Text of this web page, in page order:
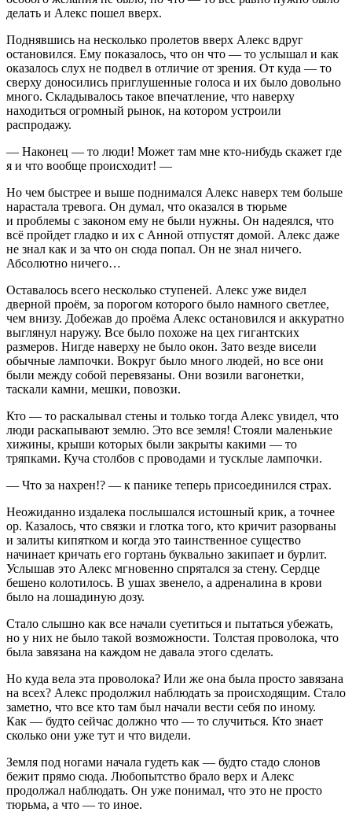
делать и Алекс пошел вверх.
Поднявшись на несколько пролетов вверх Алекс вдруг
остановился. Ему показалось, что он что — то услышал и как
оказалось слух не подвел в отличие от зрения. От куда — то
сверху доносились приглушенные голоса и их было довольно
много. Складывалось такое впечатление, что наверху
находиться огромный рынок, на котором устроили
распродажу.
— Наконец — то люди! Может там мне кто-нибудь скажет где
я и что вообще происходит! —
Но чем быстрее и выше поднимался Алекс наверх тем больше
нарастала тревога. Он думал, что оказался в тюрьме
и проблемы с законом ему не были нужны. Он надеялся, что
всё пройдет гладко и их с Анной отпустят домой. Алекс даже
не знал как и за что он сюда попал. Он не знал ничего.
Абсолютно ничего…
Оставалось всего несколько ступеней. Алекс уже видел
дверной проём, за порогом которого было намного светлее,
чем внизу. Добежав до проёма Алекс остановился и аккуратно
выглянул наружу. Все было похоже на цех гигантских
размеров. Нигде наверху не было окон. Зато везде висели
обычные лампочки. Вокруг было много людей, но все они
были между собой перевязаны. Они возили вагонетки,
таскали камни, мешки, повозки.
Кто — то раскалывал стены и только тогда Алекс увидел, что
люди раскапывают землю. Это все земля! Стояли маленькие
хижины, крыши которых были закрыты какими — то
тряпками. Куча столбов с проводами и тусклые лампочки.
— Что за нахрен!? — к панике теперь присоединился страх.
Неожиданно издалека послышался истошный крик, а точнее
ор. Казалось, что связки и глотка того, кто кричит разорваны
и залиты кипятком и когда это таинственное существо
начинает кричать его гортань буквально закипает и бурлит.
Услышав это Алекс мгновенно спрятался за стену. Сердце
бешено колотилось. В ушах звенело, а адреналина в крови
было на лошадиную дозу.
Стало слышно как все начали суетиться и пытаться убежать,
но у них не было такой возможности. Толстая проволока, что
была завязана на каждом не давала этого сделать.
Но куда вела эта проволока? Или же она была просто завязана
на всех? Алекс продолжил наблюдать за происходящим. Стало
заметно, что все кто там был начали вести себя по иному.
Как — будто сейчас должно что — то случиться. Кто знает
сколько они уже тут и что видели.
Земля под ногами начала гудеть как — будто стадо слонов
бежит прямо сюда. Любопытство брало верх и Алекс
продолжал наблюдать. Он уже понимал, что это не просто
тюрьма, а что — то иное.